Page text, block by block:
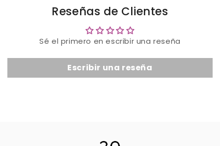
Reseñas de Clientes
Sé el primero en escribir una reseña
Escribir una reseña